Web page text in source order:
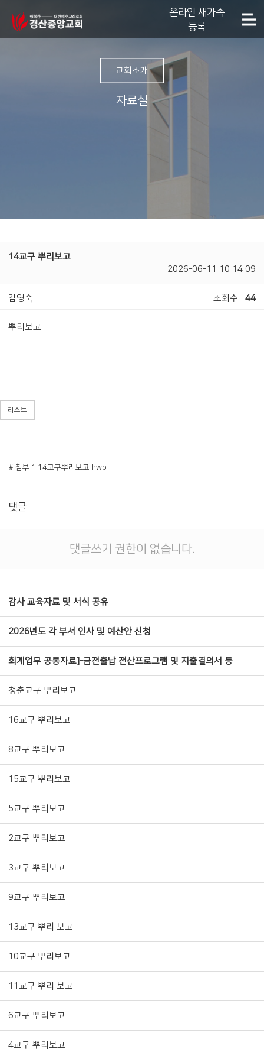
온라인 새가족
등록
교회소개
자료실
14교구 뿌리보고
2026-06-11 10:14:09
김영숙 조회수 44
뿌리보고
리스트
# 첨부 1.14교구뿌리보고.hwp
댓글
댓글쓰기 권한이 없습니다.
감사 교육자료 및 서식 공유
2026년도 각 부서 인사 및 예산안 신청
회계업무 공통자료]-금전출납 전산프로그램 및 지출결의서 등
청춘교구 뿌리보고
16교구 뿌리보고
8교구 뿌리보고
15교구 뿌리보고
5교구 뿌리보고
2교구 뿌리보고
3교구 뿌리보고
9교구 뿌리보고
13교구 뿌리 보고
10교구 뿌리보고
11교구 뿌리 보고
6교구 뿌리보고
4교구 뿌리보고